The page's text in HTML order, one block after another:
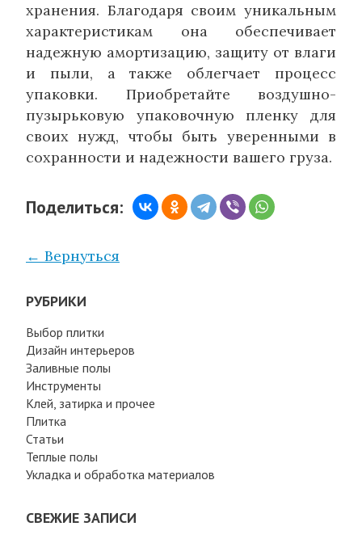
хранения. Благодаря своим уникальным
характеристикам она обеспечивает
надежную амортизацию, защиту от влаги
и пыли, а также облегчает процесс
упаковки. Приобретайте воздушно-
пузырьковую упаковочную пленку для
своих нужд, чтобы быть уверенными в
сохранности и надежности вашего груза.
Поделиться:
← Вернуться
РУБРИКИ
Выбор плитки
Дизайн интерьеров
Заливные полы
Инструменты
Клей, затирка и прочее
Плитка
Статьи
Теплые полы
Укладка и обработка материалов
СВЕЖИЕ ЗАПИСИ